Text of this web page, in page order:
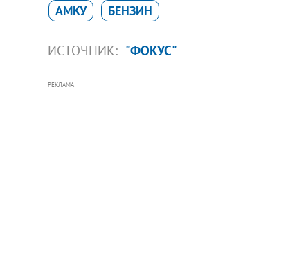
АМКУ БЕНЗИН
ИСТОЧНИК: "ФОКУС"
РЕКЛАМА